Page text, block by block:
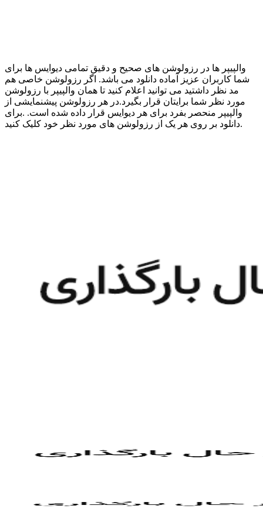
والپیپر ها در رزولوشن های صحیح و دقیق تمامی دیوایس ها برای
شما کاربران عزیز آماده دانلود می باشد. اگر رزولوشن خاصی هم
مد نظر داشتید می توانید اعلام کنید تا همان والپیپر با رزولوشن
مورد نظر شما برایتان قرار بگیرد.در هر رزولوشن پیشنمایشی از
والپیپر منحصر بفرد برای هر دیوایس قرار داده شده است. .برای
دانلود بر روی هر یک از رزولوشن های مورد نظر خود کلیک کنید.